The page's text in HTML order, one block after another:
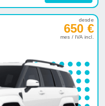
desde
650 €
mes / IVA incl.